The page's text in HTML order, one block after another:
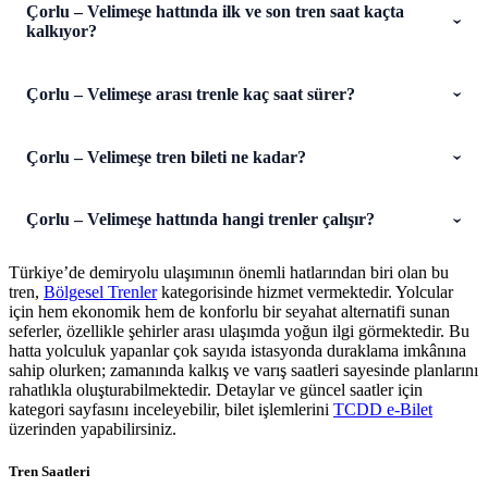
Çorlu – Velimeşe hattında ilk ve son tren saat kaçta
kalkıyor?
Çorlu – Velimeşe arası trenle kaç saat sürer?
Çorlu – Velimeşe tren bileti ne kadar?
Çorlu – Velimeşe hattında hangi trenler çalışır?
Türkiye’de demiryolu ulaşımının önemli hatlarından biri olan bu
tren, Bölgesel Trenlerkategorisinde hizmet vermektedir. Yolcular
için hem ekonomik hem de konforlu bir seyahat alternatifi sunan
seferler, özellikle şehirler arası ulaşımda yoğun ilgi görmektedir. Bu
hatta yolculuk yapanlar çok sayıda istasyonda duraklama imkânına
sahip olurken; zamanında kalkış ve varış saatleri sayesinde planlarını
rahatlıkla oluşturabilmektedir. Detaylar ve güncel saatler için
kategori sayfasını inceleyebilir, bilet işlemlerini TCDD e-Bilet
üzerinden yapabilirsiniz.
Tren Saatleri